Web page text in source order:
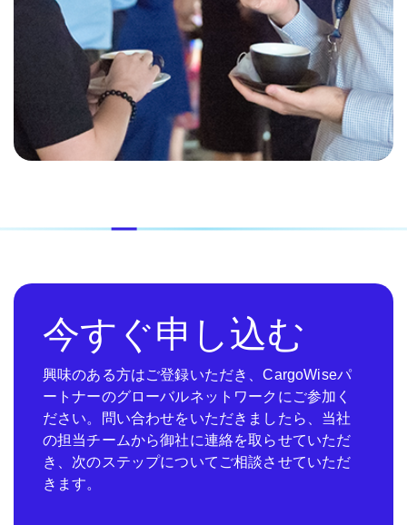
今すぐ申し込む
興味のある方はご登録いただき、CargoWiseパ
ートナーのグローバルネットワークにご参加く
ださい。問い合わせをいただきましたら、当社
の担当チームから御社に連絡を取らせていただ
き、次のステップについてご相談させていただ
きます。